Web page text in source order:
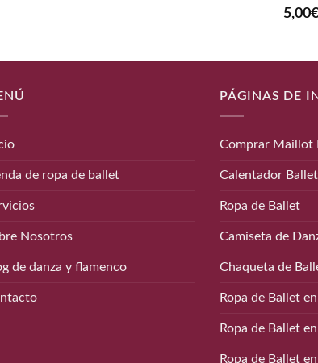
5,00€
de ropa de ballet
Nosotros
de danza y flamenco
PÁGINAS DE
Comprar Maillot
Calentador Ballet
Ropa de Ballet
Camiseta de
Chaqueta de
Ropa de Ballet
Ropa de Ballet
Ropa de Ballet